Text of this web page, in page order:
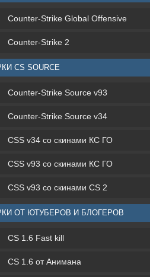
Counter-Strike Global Offensive
Counter-Strike 2
CS SOURCE
Counter-Strike Source v93
Counter-Strike Source v34
CSS v34 со скинами КС ГО
CSS v93 со скинами КС ГО
CSS v93 со скинами CS 2
ОТ ЮТУБЕРОВ И БЛОГЕРОВ
CS 1.6 Fast kill
CS 1.6 от Анимана